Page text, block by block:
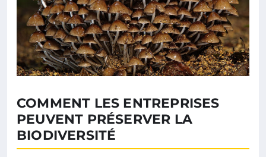
COMMENT LES ENTREPRISES
PEUVENT PRÉSERVER LA
BIODIVERSITÉ